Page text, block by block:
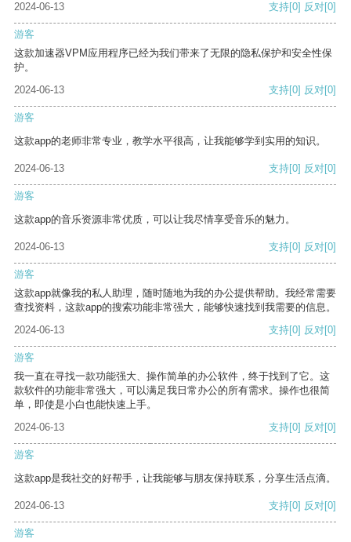
2024-06-13 支持[0] 反对[0]
游客
这款加速器VPM应用程序已经为我们带来了无限的隐私保护和安全性保
护。
2024-06-13
支持[0] 反对[0]
游客
这款app的老师非常专业，教学水平很高，让我能够学到实用的知识。
2024-06-13 支持[0] 反对[0]
游客
这款app的音乐资源非常优质，可以让我尽情享受音乐的魅力。
2024-06-13 支持[0] 反对[0]
游客
这款app就像我的私人助理，随时随地为我的办公提供帮助。我经常需要
查找资料，这款app的搜索功能非常强大，能够快速找到我需要的信息。
2024-06-13
支持[0] 反对[0]
游客
我一直在寻找一款功能强大、操作简单的办公软件，终于找到了它。这
款软件的功能非常强大，可以满足我日常办公的所有需求。操作也很简
单，即使是小白也能快速上手。
2024-06-13
支持[0] 反对[0]
游客
这款app是我社交的好帮手，让我能够与朋友保持联系，分享生活点滴。
2024-06-13 支持[0] 反对[0]
游客